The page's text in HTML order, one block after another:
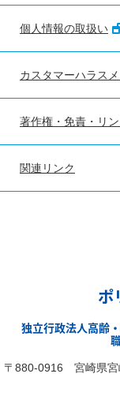
個人情報の取扱い
カスタマーハラス
著作権・免責・リン
関連リンク
ポ
独立行政法人高齢
〒880-0916 宮崎県宮